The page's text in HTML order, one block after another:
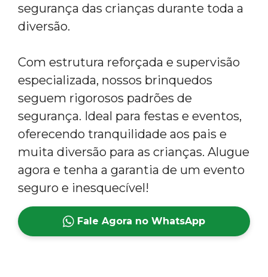
segurança das crianças durante toda a
diversão.
Com estrutura reforçada e supervisão
especializada, nossos brinquedos
seguem rigorosos padrões de
segurança. Ideal para festas e eventos,
oferecendo tranquilidade aos pais e
muita diversão para as crianças. Alugue
agora e tenha a garantia de um evento
seguro e inesquecível!
Fale Agora no WhatsApp